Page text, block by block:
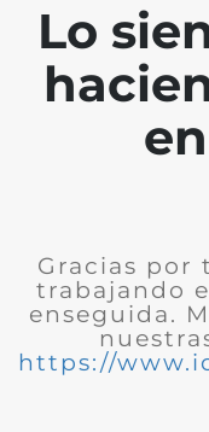
Lo
Gracias por
trabajando
enseguida.
https://